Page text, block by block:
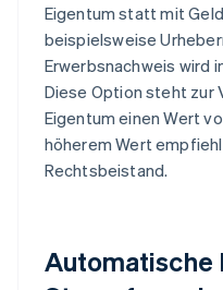
Eigentum statt mit
beispielsweise
Erwerbsnachweis wird
Diese Option steht zur
Eigentum einen Wert
höherem Wert
Rechtsbeistand.
Automatische